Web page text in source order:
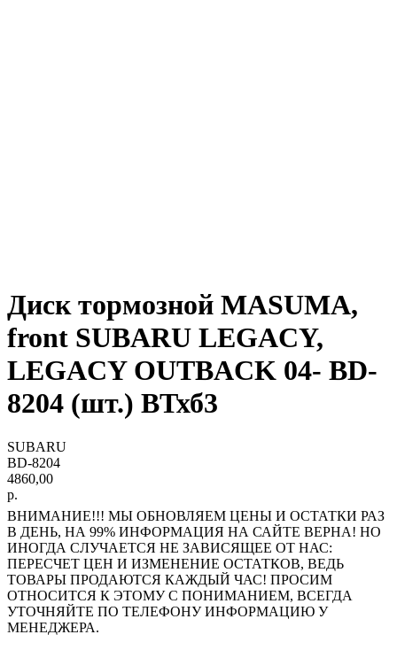
Диск тормозной MASUMA,
front SUBARU LEGACY,
LEGACY OUTBACK 04- BD-
8204 (шт.) ВТхб3
SUBARU
BD-8204
4860,00
р.
ВНИМАНИЕ!!! МЫ ОБНОВЛЯЕМ ЦЕНЫ И ОСТАТКИ РАЗ
В ДЕНЬ, НА 99% ИНФОРМАЦИЯ НА САЙТЕ ВЕРНА! НО
ИНОГДА СЛУЧАЕТСЯ НЕ ЗАВИСЯЩЕЕ ОТ НАС:
ПЕРЕСЧЕТ ЦЕН И ИЗМЕНЕНИЕ ОСТАТКОВ, ВЕДЬ
ТОВАРЫ ПРОДАЮТСЯ КАЖДЫЙ ЧАС! ПРОСИМ
ОТНОСИТСЯ К ЭТОМУ С ПОНИМАНИЕМ, ВСЕГДА
УТОЧНЯЙТЕ ПО ТЕЛЕФОНУ ИНФОРМАЦИЮ У
МЕНЕДЖЕРА.